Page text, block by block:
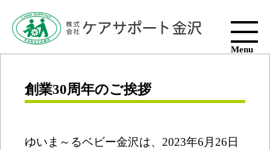
Menu
創業30周年のご挨拶
ゆいま～るベビー金沢は、2023年6月26日